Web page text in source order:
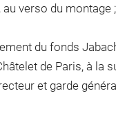
verso du montage ;
du fonds
de Paris, à la
et garde